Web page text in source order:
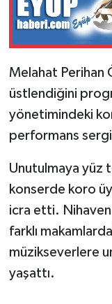
Melahat Perihan
üstlendiğini
yönetimindeki
performans
Unutulmaya yüz
konserde koro
icra etti.
farklı
müzikseverlere
yaşattı.